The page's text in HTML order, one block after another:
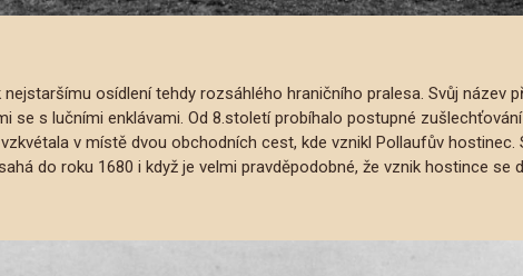
osídlení tehdy rozsáhlého hraničního pralesa. Svůj název
se s lučními enklávami. Od 8.století probíhalo postupné
v místě dvou obchodních cest, kde vznikl Pollaufův
do roku 1680 i když je velmi pravděpodobné, že vznik hostince se